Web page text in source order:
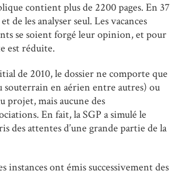
contient plus de 2200 pages. En 37
de les analyser seul. Les vacances
se soient forgé leur opinion, et pour
est réduite.
de 2010, le dossier ne comporte que
souterrain en aérien entre autres) ou
projet, mais aucune des
En fait, la SGP a simulé le
des attentes d’une grande partie de la
instances ont émis successivement des